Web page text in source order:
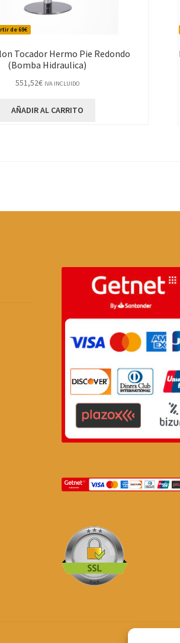
de 69€
Tocador Hermo Pie Redondo
(Bomba Hidraulica)
551,52€ IVA INCLUIDO
AÑADIR AL CARRITO